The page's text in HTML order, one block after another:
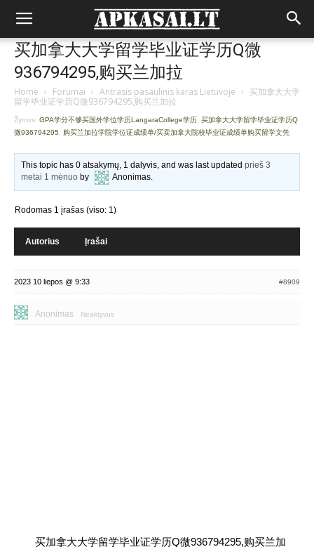
买加拿大大学留学毕业证学历Q微
936794295,购买兰加拉
Home › Forumai › Antrasis pasaulinis karas Lietuvoje › 买加拿大大学
留学毕业证学历Q微936794295,购买兰加拉
Žymos: GPA学分不够买国外学位学历LangaraCollege学历 买加拿大大学留学毕业证学历Q
微936794295
购买兰加拉学院学位证成绩单/买卖加拿大院校毕业证成绩单购买留学文凭
This topic has 0 atsakymų, 1 dalyvis, and was last updatedprieš 3
metai 1 mėnuo by Anonimas.
Rodomas 1 įrašas (viso: 1)
Autorius Įrašai
2023 10 liepos @ 9:33 #8909
Anonimas Neaktyvus
买加拿大大学留学毕业证学历Q微936794295,购买兰加